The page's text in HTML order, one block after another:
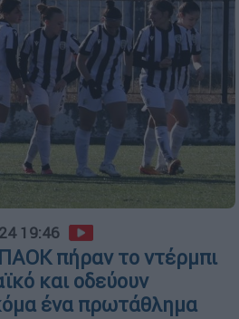
19:46
πήραν το ντέρμπι
και οδεύουν
ένα πρωτάθλημα